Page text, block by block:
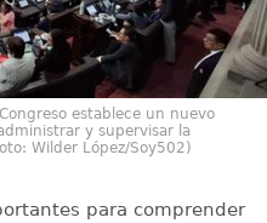
establece un nuevo
y supervisar la
Wilder López/Soy502)
para comprender